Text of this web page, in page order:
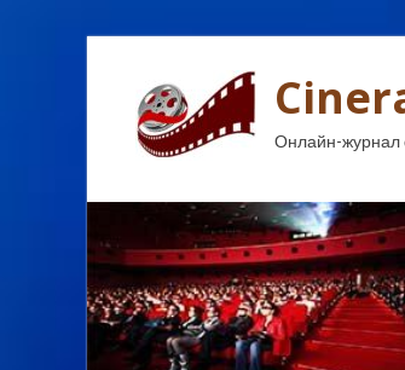
Онлайн-журнал